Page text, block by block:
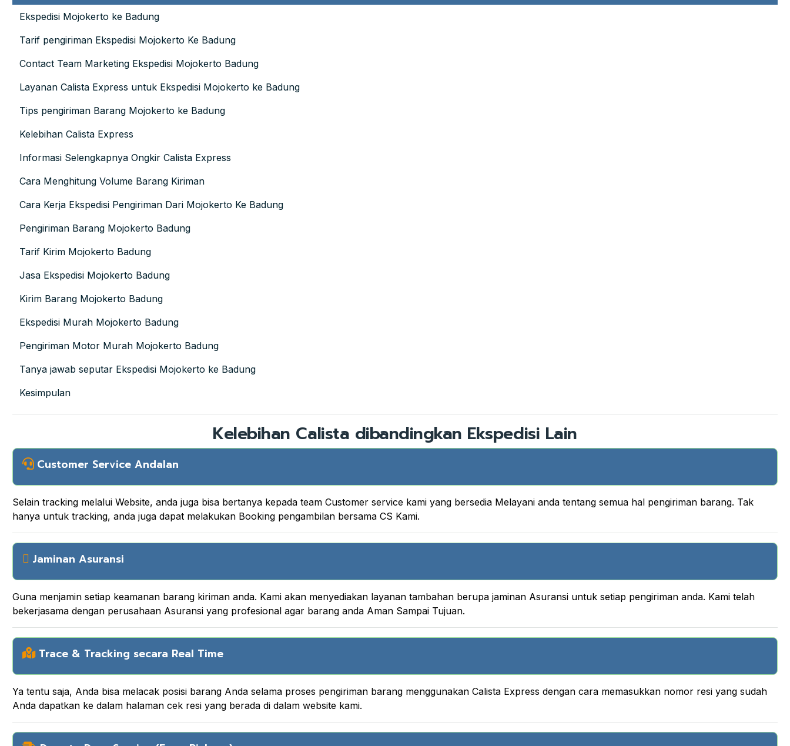
Ekspedisi Mojokerto ke Badung
Tarif pengiriman Ekspedisi Mojokerto Ke Badung
Contact Team Marketing Ekspedisi Mojokerto Badung
Layanan Calista Express untuk Ekspedisi Mojokerto ke Badung
Tips pengiriman Barang Mojokerto ke Badung
Kelebihan Calista Express
Informasi Selengkapnya Ongkir Calista Express
Cara Menghitung Volume Barang Kiriman
Cara Kerja Ekspedisi Pengiriman Dari Mojokerto Ke Badung
Pengiriman Barang Mojokerto Badung
Tarif Kirim Mojokerto Badung
Jasa Ekspedisi Mojokerto Badung
Kirim Barang Mojokerto Badung
Ekspedisi Murah Mojokerto Badung
Pengiriman Motor Murah Mojokerto Badung
Tanya jawab seputar Ekspedisi Mojokerto ke Badung
Kesimpulan
Kelebihan Calista dibandingkan Ekspedisi Lain
Customer Service Andalan
Selain tracking melalui Website, anda juga bisa bertanya kepada team Customer service kami yang bersedia Melayani anda tentang semua hal pengiriman barang. Tak
hanya untuk tracking, anda juga dapat melakukan Booking pengambilan bersama CS Kami.
Jaminan Asuransi
Guna menjamin setiap keamanan barang kiriman anda. Kami akan menyediakan layanan tambahan berupa jaminan Asuransi untuk setiap pengiriman anda. Kami telah
bekerjasama dengan perusahaan Asuransi yang profesional agar barang anda Aman Sampai Tujuan.
Trace & Tracking secara Real Time
Ya tentu saja, Anda bisa melacak posisi barang Anda selama proses pengiriman barang menggunakan Calista Express dengan cara memasukkan nomor resi yang sudah
Anda dapatkan ke dalam halaman cek resi yang berada di dalam website kami.